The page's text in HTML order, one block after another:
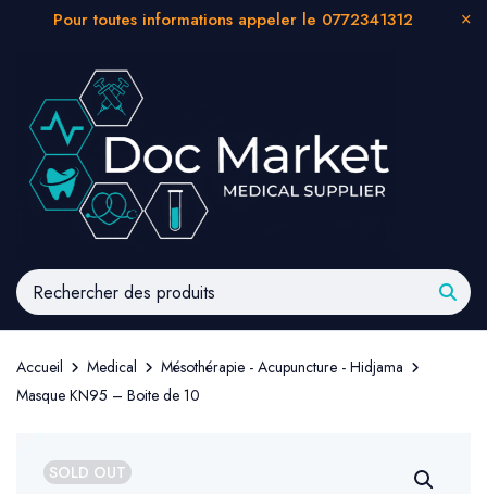
Pour toutes informations appeler le 0772341312
Accueil Medical
Mésothérapie - Acupuncture - Hidjama
Masque KN95 – Boite de 10
SOLD OUT